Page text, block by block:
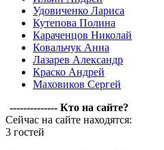
Удовиченко Лариса
Кутепова Полина
Караченцов Николай
Ковальчук Анна
Лазарев Александр
Краско Андрей
Маховиков Сергей
-------------- Кто на сайте?
Сейчас на сайте находятся:
3 гостей